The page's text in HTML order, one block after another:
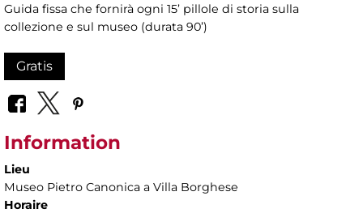
Guida fissa che fornirà ogni 15’ pillole di storia sulla
collezione e sul museo (durata 90’)
Gratis
Information
Lieu
Museo Pietro Canonica a Villa Borghese
Horaire